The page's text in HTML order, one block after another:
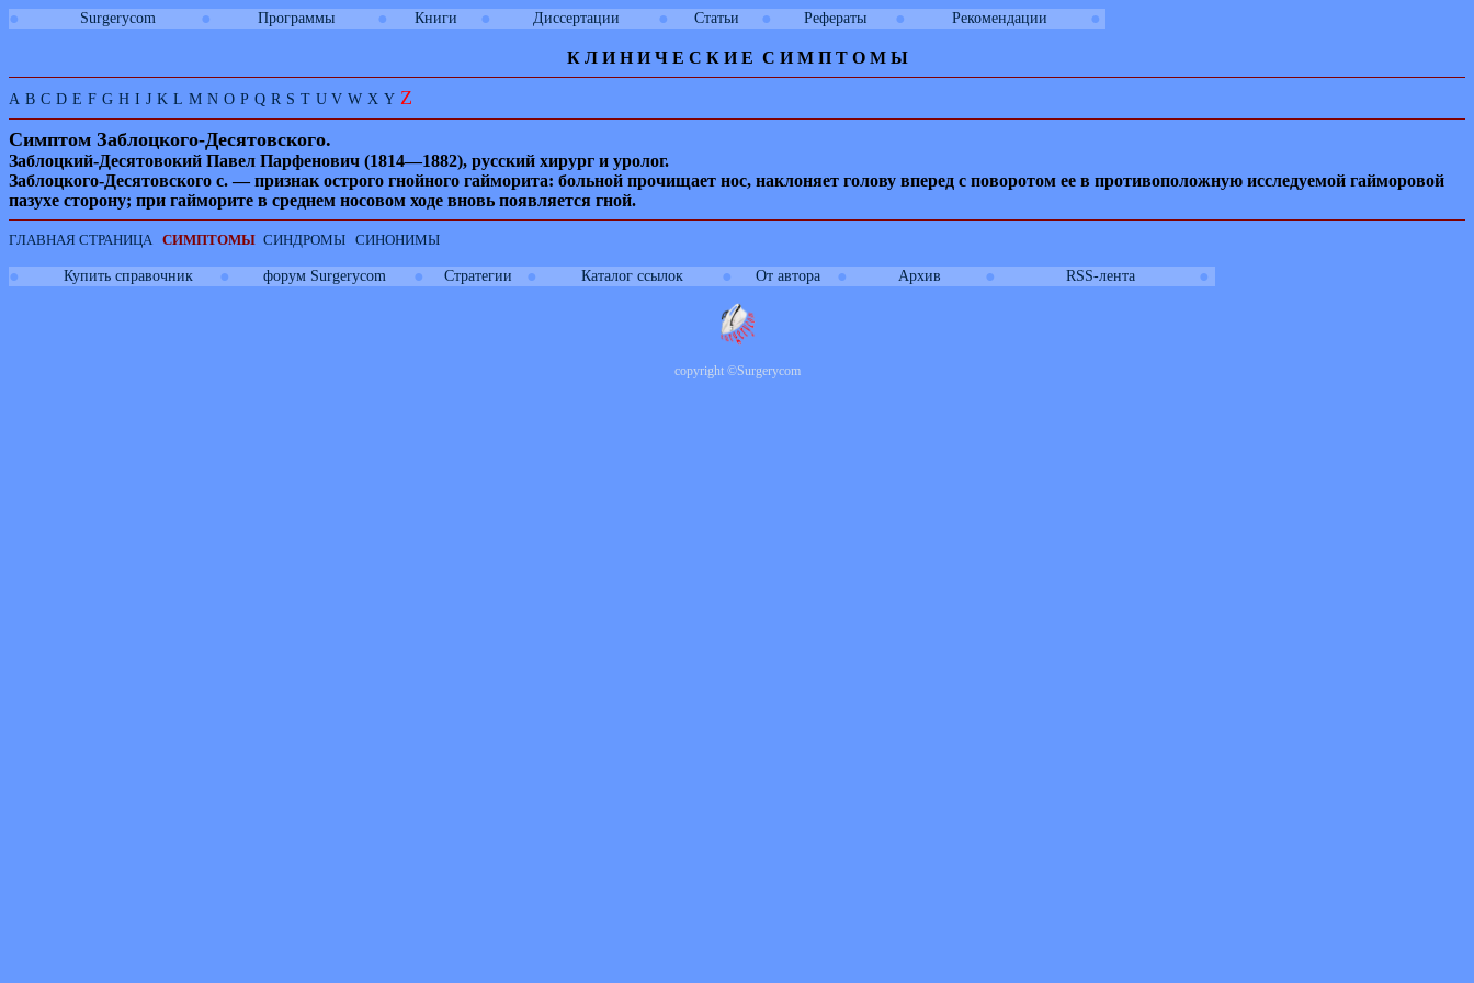
● Surgerycom ● Программы ● Книги ● Диссертации ● Статьи ● Рефераты ● Рекомендации ●
К Л И Н И Ч Е С К И Е С И М П Т О М Ы
A B C D E F G H I J K L M N O P Q R S T U V W X Y Z
Симптом Заблоцкого-Десятовского.
Заблоцкий-Десятовокий Павел Парфенович (1814—1882), русский хирург и уролог.
Заблоцкого-Десятовского с. — признак острого гнойного гайморита: больной прочищает нос, наклоняет голову вперед с поворотом ее в противоположную исследуемой гайморовой
пазухе сторону; при гайморите в среднем носовом ходе вновь появляется гной.
ГЛАВНАЯ СТРАНИЦА СИМПТОМЫ СИНДРОМЫ СИНОНИМЫ
● Купить справочник ● форум Surgerycom ● Стратегии ● Каталог ссылок ● От автора ● Архив ● RSS-лента ●
copyright ©Surgerycom